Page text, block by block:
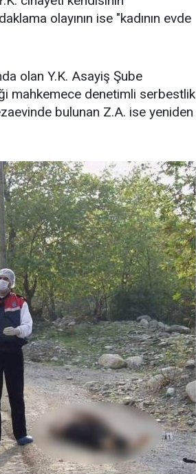
olayının ise "kadının evde
olan Y.K. Asayiş Şube
mahkemece denetimli serbestlik
bulunan Z.A. ise yeniden